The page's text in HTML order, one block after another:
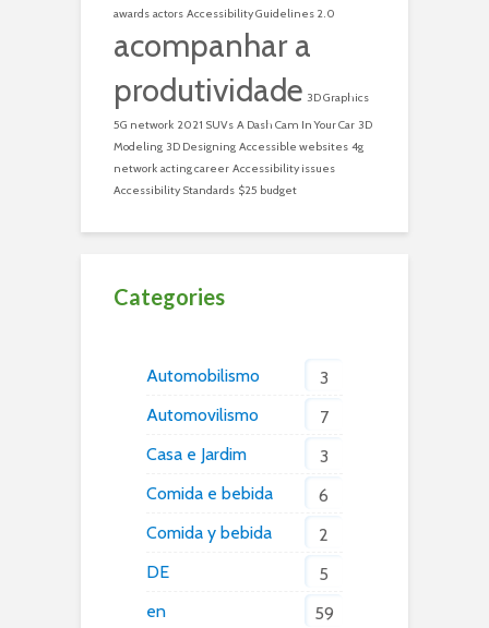
awards actors Accessibility Guidelines 2.0
acompanhar a
produtividade 3D Graphics
5G network 2021 SUVs A Dash Cam In Your Car 3D
Modeling 3D Designing Accessible websites 4g
network acting career Accessibility issues
Accessibility Standards $25 budget
Categories
Automobilismo
3
Automovilismo
7
Casa e Jardim
3
Comida e bebida
6
Comida y bebida
2
DE
5
en
59